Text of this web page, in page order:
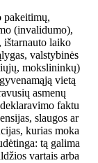
pakeitimų,
(invalidumo),
ištarnauto laiko
valstybinės
mokslininkų)
vietą
asmenų
faktu
slaugos ar
kurias moka
tą galima
vartais arba